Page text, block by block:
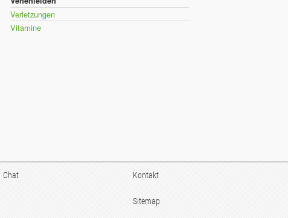
Verletzungen
Vitamine
Chat Kontakt
Sitemap